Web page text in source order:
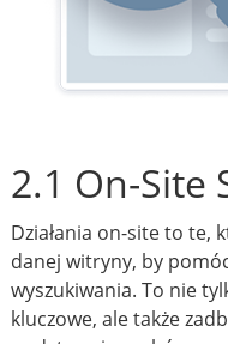
2.1 On-Site
Działania on-site to te,
danej witryny, by
wyszukiwania. To nie
kluczowe, ale także